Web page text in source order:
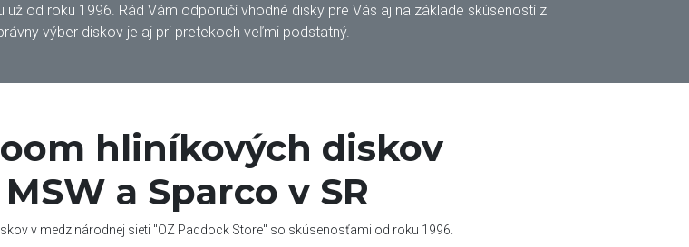
od roku 1996. Rád Vám odporučí vhodné disky pre Vás aj na základe skúseností z
výber diskov je aj pri pretekoch veľmi podstatný.
hliníkových diskov
a Sparco v SR
v medzinárodnej sieti "OZ Paddock Store" so skúsenosťami od roku 1996.